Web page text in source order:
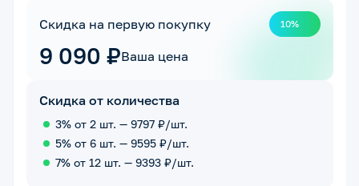
Скидка на первую покупку 10%
9 090 ₽Ваша цена
Скидка от количества
3% от 2 шт. — 9797 ₽/шт.
5% от 6 шт. — 9595 ₽/шт.
7% от 12 шт. — 9393 ₽/шт.